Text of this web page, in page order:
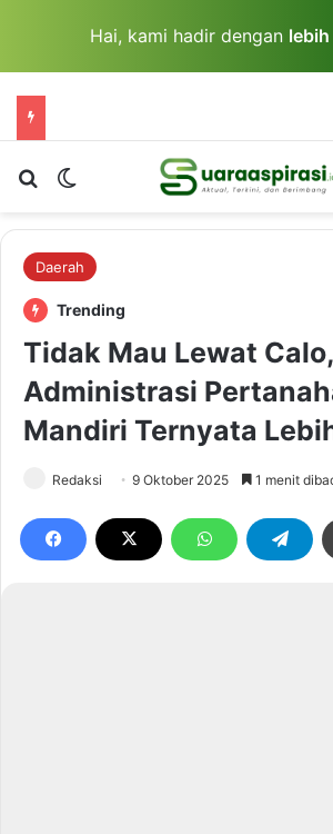
Hai, kami hadir dengan
Cari berita...Switch skin
Daerah
Trending
Tidak Mau Lewat
Administrasi
Mandiri Ternyata
Redaksi 9 Oktober 2025 1 menit